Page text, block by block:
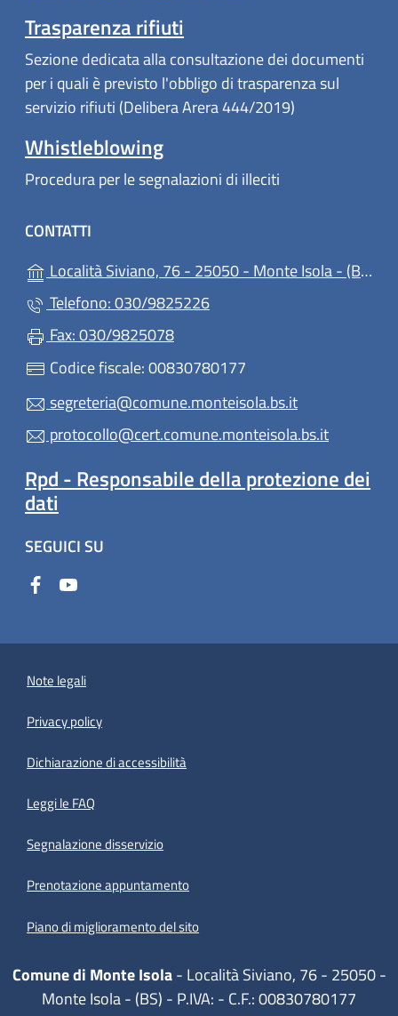
Trasparenza rifiuti
Sezione dedicata alla consultazione dei documenti
per i quali è previsto l'obbligo di trasparenza sul
servizio rifiuti (Delibera Arera 444/2019)
Whistleblowing
Procedura per le segnalazioni di illeciti
CONTATTI
Località Siviano, 76 - 25050 - Monte Isola - (BS)
Telefono: 030/9825226
Fax: 030/9825078
Codice fiscale: 00830780177
segreteria@comune.monteisola.bs.it
protocollo@cert.comune.monteisola.bs.it
Rpd - Responsabile della protezione dei
dati
SEGUICI SU
Note legali
Privacy policy
Dichiarazione di accessibilità
Leggi le FAQ
Segnalazione disservizio
Prenotazione appuntamento
Piano di miglioramento del sito
Comune di Monte Isola- Località Siviano, 76 - 25050 -
Monte Isola - (BS) - P.IVA: - C.F.: 00830780177